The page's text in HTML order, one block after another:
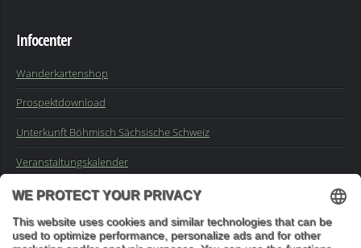
Infocenter
Wanderkartenshop
Prospektdownload
Unterkunft Böhmisch Sächsische Schweiz
Veranstaltungskalender
Impressum